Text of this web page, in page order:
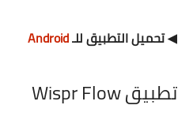
◀ تحميل التطبيق للـAndroid
تطبيق Wispr Flow